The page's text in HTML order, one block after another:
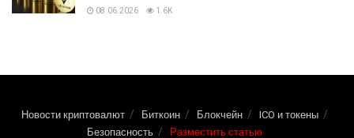
08.06.2026 1.6K
Новости криптовалют Биткоин Блокчейн
ICO и токены
Безопасность
Разместить статью